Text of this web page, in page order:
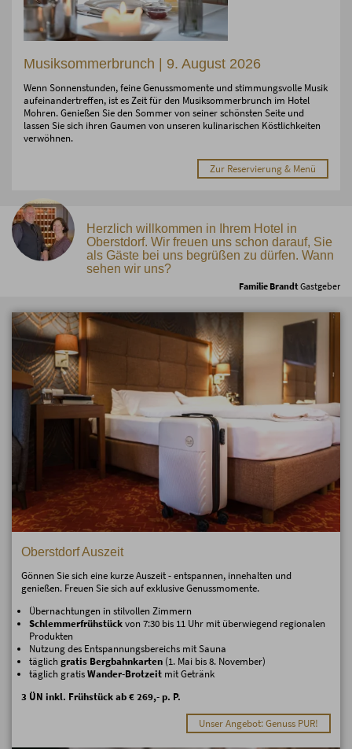
Musiksommerbrunch | 9. August 2026
Wenn Sonnenstunden, feine Genussmomente und stimmungsvolle Musik
aufeinandertreffen, ist es Zeit für den Musiksommerbrunch im Hotel
Mohren. Genießen Sie den Sommer von seiner schönsten Seite und
lassen Sie sich ihren Gaumen von unseren kulinarischen Köstlichkeiten
verwöhnen.
Zur Reservierung & Menü
Herzlich willkommen in Ihrem Hotel in
Oberstdorf. Wir freuen uns schon darauf, Sie
als Gäste bei uns begrüßen zu dürfen. Wann
sehen wir uns?
Familie BrandtGastgeber
Oberstdorf Auszeit
Gönnen Sie sich eine kurze Auszeit - entspannen, innehalten und
genießen. Freuen Sie sich auf exklusive Genussmomente.
Übernachtungen in stilvollen Zimmern
Schlemmerfrühstückvon 7:30 bis 11 Uhr mit überwiegend regionalen
Produkten
Nutzung des Entspannungsbereichs mit Sauna
täglich gratis Bergbahnkarten (1. Mai bis 8. November)
täglich gratisWander-Brotzeit mit Getränk
3 ÜN inkl. Frühstück ab € 269,- p. P.
Unser Angebot: Genuss PUR!